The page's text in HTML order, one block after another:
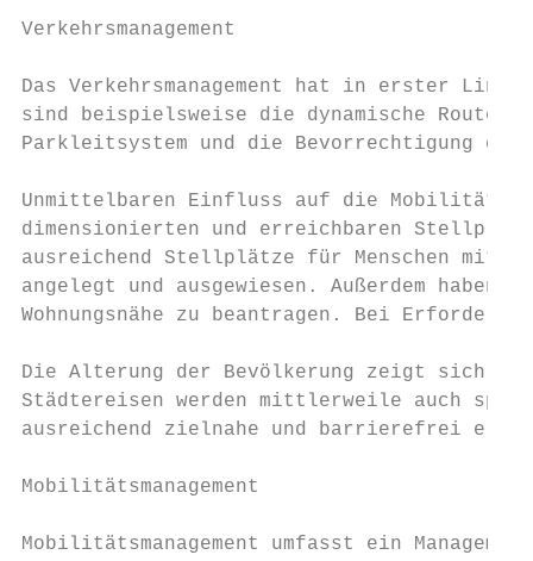
Verkehrsmanagement
Das Verkehrsmanagement hat in erster
sind beispielsweise die dynamische
Parkleitsystem und die Bevorrechtigung des
Unmittelbaren Einfluss auf die Mobilität
dimensionierten und erreichbaren
ausreichend Stellplätze für Menschen mit
angelegt und ausgewiesen. Außerdem
Wohnungsnähe zu beantragen. Bei
Die Alterung der Bevölkerung zeigt sich u.
Städtereisen werden mittlerweile auch
ausreichend zielnahe und barrierefrei
Mobilitätsmanagement
Mobilitätsmanagement umfasst ein